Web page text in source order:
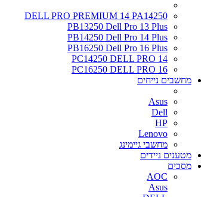
DELL PRO PREMIUM 14 PA14250
PB13250 Dell Pro 13 Plus
PB14250 Dell Pro 14 Plus
PB16250 Dell Pro 16 Plus
PC14250 DELL PRO 14
PC16250 DELL PRO 16
מחשבים נייחים
Asus
Dell
HP
Lenovo
מחשבי גיימינג
מטענים ניידים
מסכים
AOC
Asus